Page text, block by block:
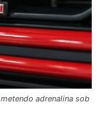
adrenalina sob